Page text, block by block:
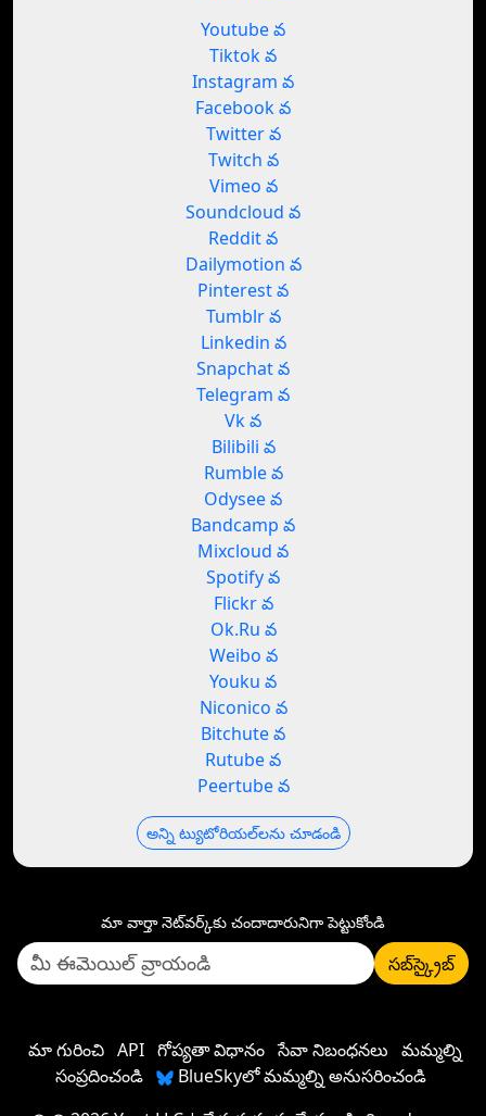
Youtube వ
Tiktok వ
Instagram వ
Facebook వ
Twitter వ
Twitch వ
Vimeo వ
Soundcloud వ
Reddit వ
Dailymotion వ
Pinterest వ
Tumblr వ
Linkedin వ
Snapchat వ
Telegram వ
Vk వ
Bilibili వ
Rumble వ
Odysee వ
Bandcamp వ
Mixcloud వ
Spotify వ
Flickr వ
Ok.Ru వ
Weibo వ
Youku వ
Niconico వ
Bitchute వ
Rutube వ
Peertube వ
అన్ని ట్యుటోరియల్‌లను చూడండి
మా వార్తా నెట్‌వర్క్‌కు చందాదారునిగా పెట్టుకోండి
సబ్‌స్క్రైబ్
మా గురించి API గోప్యతా విధానం సేవా నిబంధనలు మమ్మల్ని
సంప్రదించండి
BlueSkyలో మమ్మల్ని అనుసరించండి